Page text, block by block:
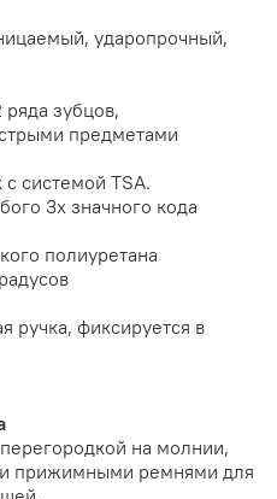
ударопрочный,
зубцов,
предметами
системой TSA.
3х значного кода
полиуретана
ручка, фиксируется в
на молнии,
прижимными ремнями для